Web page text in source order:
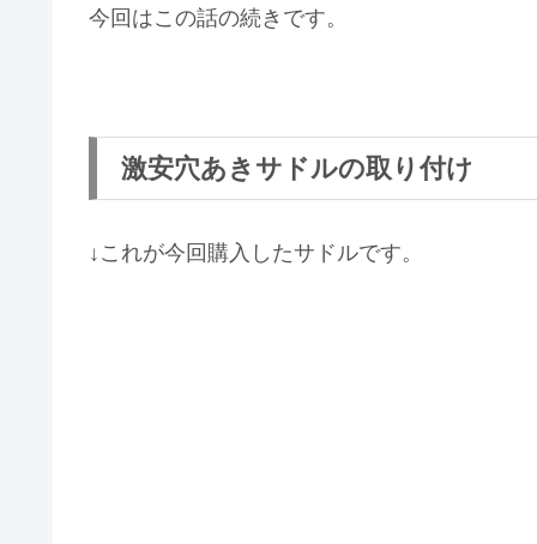
今回はこの話の続きです。
激安穴あきサドルの取り付け
↓これが今回購入したサドルです。